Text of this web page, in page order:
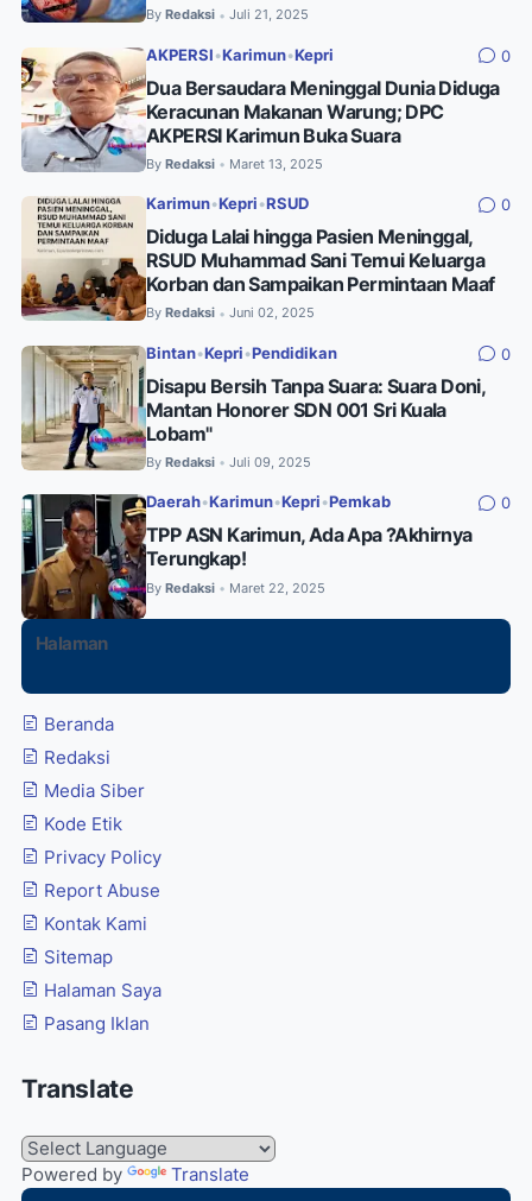
By Redaksi • Juli 21, 2025
AKPERSI •Karimun•Kepri 0
Dua Bersaudara Meninggal Dunia Diduga
Keracunan Makanan Warung; DPC
AKPERSI Karimun Buka Suara
By Redaksi • Maret 13, 2025
Karimun•Kepri •RSUD 0
Diduga Lalai hingga Pasien Meninggal,
RSUD Muhammad Sani Temui Keluarga
Korban dan Sampaikan Permintaan Maaf
By Redaksi • Juni 02, 2025
Bintan•Kepri •Pendidikan 0
Disapu Bersih Tanpa Suara: Suara Doni,
Mantan Honorer SDN 001 Sri Kuala
Lobam"
By Redaksi • Juli 09, 2025
Daerah•Karimun•Kepri •Pemkab 0
TPP ASN Karimun, Ada Apa ?Akhirnya
Terungkap!
By Redaksi • Maret 22, 2025
Halaman
Beranda
Redaksi
Media Siber
Kode Etik
Privacy Policy
Report Abuse
Kontak Kami
Sitemap
Halaman Saya
Pasang Iklan
Translate
Powered by
Translate